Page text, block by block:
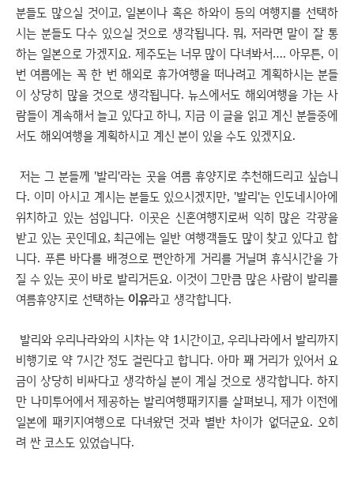
분들도 많으실 것이고, 일본이나 혹은 하와이 등의 여행지를 선택하
시는 분들도 다수 있으실 것으로 생각됩니다. 뭐, 저라면 말이 잘 통
하는 일본으로 가겠지요. 제주도는 너무 많이 다녀봐서…. 아무튼, 이
번 여름에는 꼭 한 번 해외로 휴가여행을 떠나려고 계획하시는 분들
이 상당히 많을 것으로 생각됩니다. 뉴스에서도 해외여행을 가는 사
람들이 계속해서 늘고 있다고 하니, 지금 이 글을 읽고 계신 분들중에
서도 해외여행을 계획하시고 계신 분이 있을 수도 있겠지요.
저는 그 분들께 '발리'라는 곳을 여름 휴양지로 추천해드리고 싶습니
다. 이미 아시고 계시는 분들도 있으시겠지만, '발리'는 인도네시아에
위치하고 있는 섬입니다. 이곳은 신혼여행지로써 익히 많은 각광을
받고 있는 곳인데요, 최근에는 일반 여행객들도 많이 찾고 있다고 합
니다. 푸른 바다를 배경으로 편안하게 거리를 거닐며 휴식시간을 가
질 수 있는 곳이 바로 발리거든요. 이것이 그만큼 많은 사람이 발리를
여름휴양지로 선택하는 이유라고 생각합니다.
발리와 우리나라와의 시차는 약 1시간이고, 우리나라에서 발리까지
비행기로 약 7시간 정도 걸린다고 합니다. 아마 꽤 거리가 있어서 요
금이 상당히 비싸다고 생각하실 분이 계실 것으로 생각합니다. 하지
만 나미투어에서 제공하는 발리여행패키지를 살펴보니, 제가 이전에
일본에 패키지여행으로 다녀왔던 것과 별반 차이가 없더군요. 오히
려 싼 코스도 있었습니다.